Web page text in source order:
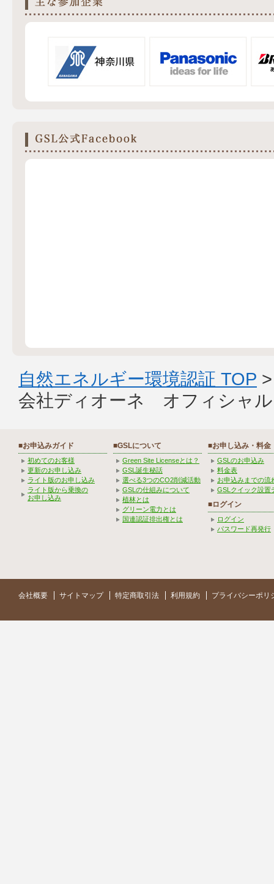
自然エネルギー環境認証 TOP
会社ディオーネ オフィシャ
■お申込みガイド
初めてのお客様
更新のお申し込み
ライト版のお申し込み
ライト版から乗換の
お申し込み
■GSLについて
Green Site Licenseとは？
GSL誕生秘話
選べる3つのCO2削減活動
GSLの仕組みについて
植林とは
グリーン電力とは
国連認証排出権とは
■お申し込み・料金
GSLのお申込み
料金表
お申込みまでの流
GSLクイック設置
■ログイン
ログイン
パスワード再発行
会社概要 サイトマップ 特定商取引法 利用規約 プライバシーポリ